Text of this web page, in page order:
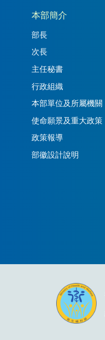
本部簡介
部長
次長
主任秘書
行政組織
本部單位及所屬機關
使命願景及重大政策
政策報導
部徽設計說明